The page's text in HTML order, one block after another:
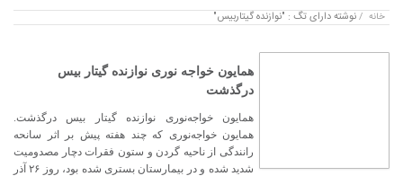
خانه /نوشته دارای تگ : "نوازنده گیتاربیس"
همایون خواجه‌ نوری نوازنده گیتار بیس
درگذشت
همایون خواجه‌نوری نوازنده گیتار بیس درگذشت.
همایون خواجه‌نوری که چند هفته پیش بر اثر سانحه
رانندگی از ناحیه گردن و ستون فقرات دچار مصدومیت
شدید شده و در بیمارستان بستری شده بود، روز ۲۶ آذر